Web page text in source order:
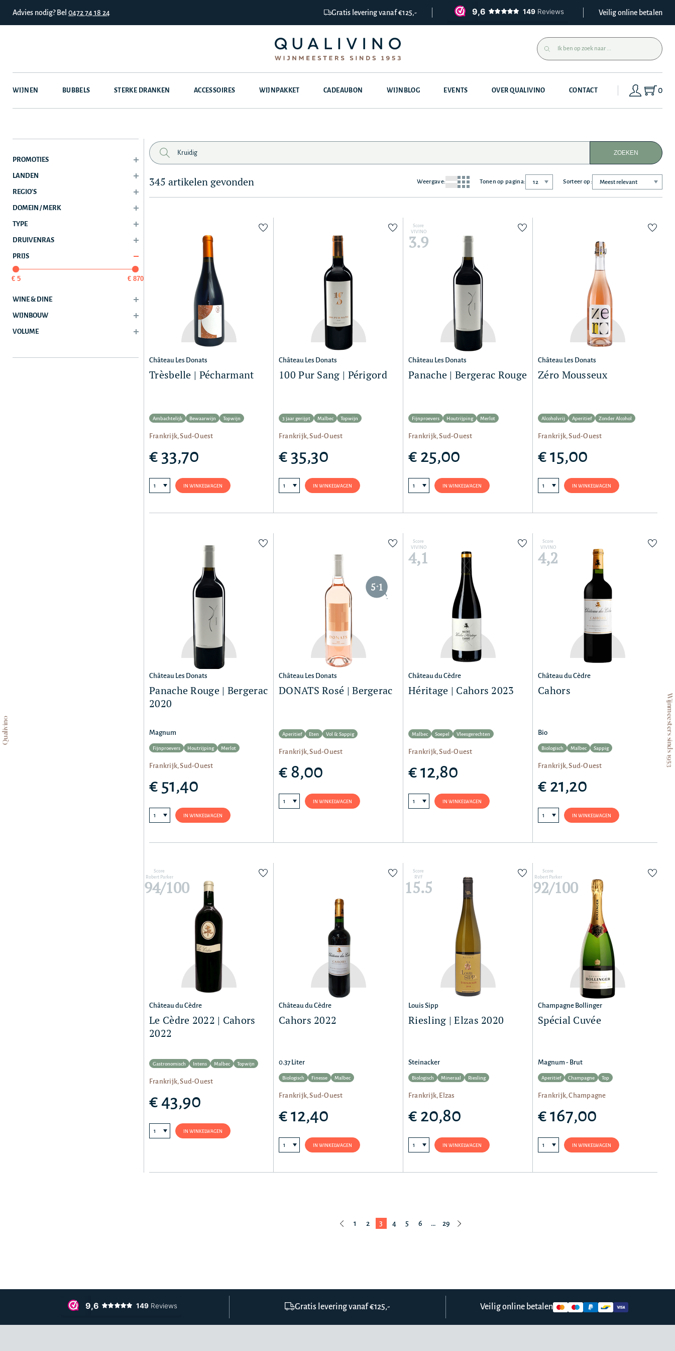
Advies nodig? Bel 0472 74 18 24 Gratis levering vanaf €125,- Veilig online betalen
WIJNEN BUBBELS STERKE DRANKEN ACCESSOIRES WIJNPAKKET CADEAUBON WIJNBLOG EVENTS OVER QUALIVINO CONTACT 0
Qualivino Wijnmeesters sinds 1953
PROMOTIES
LANDEN
REGIO'S
DOMEIN / MERK
TYPE
DRUIVENRAS
PRIJS
€ 5 € 870
WINE & DINE
WIJNBOUW
VOLUME
ZOEKEN
345 artikelen gevonden Weergave: Tonen op pagina: Sorteer op:
Château Les Donats
Trèsbelle | Pécharmant
Ambachtelijk Bewaarwijn Topwijn
Frankrijk, Sud-Ouest
€ 33,70
IN WINKELWAGEN
Château Les Donats
100 Pur Sang | Périgord
3 jaar gerijpt Malbec Topwijn
Frankrijk, Sud-Ouest
€ 35,30
IN WINKELWAGEN
Score
VIVINO
3.9
Château Les Donats
Panache | Bergerac Rouge
Fijnproevers Houtrijping Merlot
Frankrijk, Sud-Ouest
€ 25,00
IN WINKELWAGEN
Château Les Donats
Zéro Mousseux
Alcoholvrij Aperitief Zonder Alcohol
Frankrijk, Sud-Ouest
€ 15,00
IN WINKELWAGEN
Château Les Donats
Panache Rouge | Bergerac
2020
Magnum
Fijnproevers Houtrijping Merlot
Frankrijk, Sud-Ouest
€ 51,40
IN WINKELWAGEN
5+1
Château Les Donats
DONATS Rosé | Bergerac
Aperitief Eten Vol & Sappig
Frankrijk, Sud-Ouest
€ 8,00
IN WINKELWAGEN
Score
VIVINO
4,1
Château du Cèdre
Héritage | Cahors 2023
Malbec Soepel Vleesgerechten
Frankrijk, Sud-Ouest
€ 12,80
IN WINKELWAGEN
Score
VIVINO
4,2
Château du Cèdre
Cahors
Bio
Biologisch Malbec Sappig
Frankrijk, Sud-Ouest
€ 21,20
IN WINKELWAGEN
Score
Robert Parker
94/100
Château du Cèdre
Le Cèdre 2022 | Cahors
2022
Gastronomisch Intens Malbec Topwijn
Frankrijk, Sud-Ouest
€ 43,90
IN WINKELWAGEN
Château du Cèdre
Cahors 2022
0.37 Liter
Biologisch Finesse Malbec
Frankrijk, Sud-Ouest
€ 12,40
IN WINKELWAGEN
Score
RVF
15.5
Louis Sipp
Riesling | Elzas 2020
Steinacker
Biologisch Mineraal Riesling
Frankrijk, Elzas
€ 20,80
IN WINKELWAGEN
Score
Robert Parker
92/100
Champagne Bollinger
Spécial Cuvée
Magnum - Brut
Aperitief Champagne Top
Frankrijk, Champagne
€ 167,00
IN WINKELWAGEN
1 2 3 4 5 6 … 29
Gratis levering vanaf €125,- Veilig online betalen